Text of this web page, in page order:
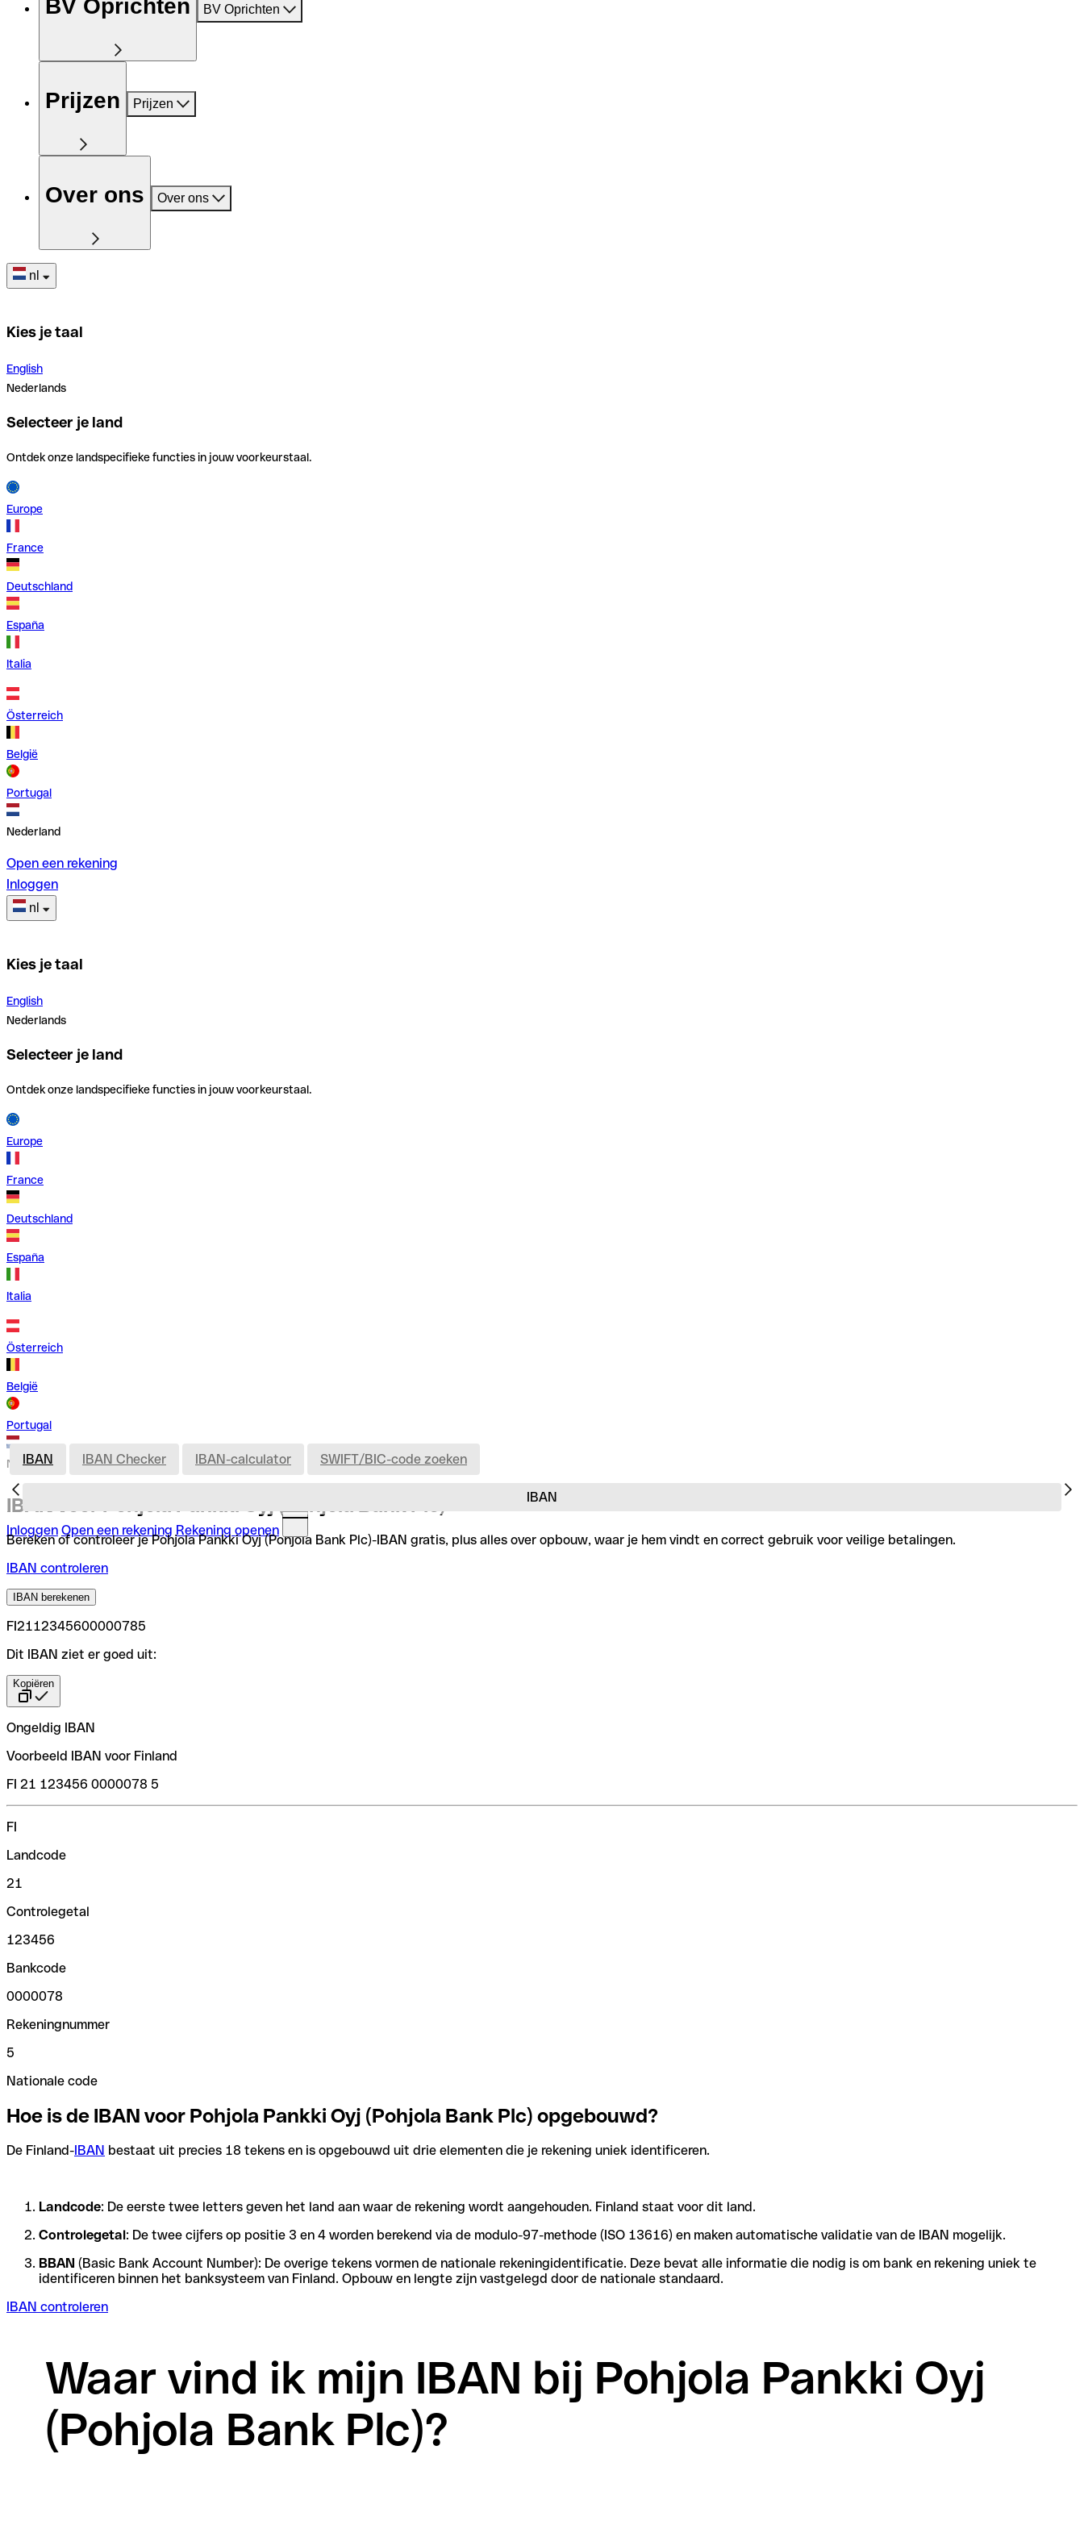
BV Oprichten BV Oprichten
Prijzen Prijzen
Over ons Over ons
nl
Kies je taal
English
Nederlands
Selecteer je land
Ontdek onze landspecifieke functies in jouw voorkeurstaal.
Europe
France
Deutschland
España
Italia
Österreich
België
Portugal
Nederland
Open een rekening
Inloggen
nl
Kies je taal
English
Nederlands
Selecteer je land
Ontdek onze landspecifieke functies in jouw voorkeurstaal.
Europe
France
Deutschland
España
Italia
Österreich
België
Portugal
Nederland
Inloggen Open een rekening Rekening openen
IBAN
IBAN IBAN Checker IBAN-calculator SWIFT/BIC-code zoeken
IBAN voor Pohjola Pankki Oyj (Pohjola Bank Plc)
Bereken of controleer je Pohjola Pankki Oyj (Pohjola Bank Plc)-IBAN gratis, plus alles over opbouw, waar je hem vindt en correct gebruik voor veilige betalingen.
IBAN controleren
IBAN berekenen
FI2112345600000785
Dit IBAN ziet er goed uit:
Kopiëren
Ongeldig IBAN
Voorbeeld IBAN voor Finland
FI 21 123456 0000078 5
FI
Landcode
21
Controlegetal
123456
Bankcode
0000078
Rekeningnummer
5
Nationale code
Hoe is de IBAN voor Pohjola Pankki Oyj (Pohjola Bank Plc) opgebouwd?
De Finland-IBAN bestaat uit precies 18 tekens en is opgebouwd uit drie elementen die je rekening uniek identificeren.
Landcode: De eerste twee letters geven het land aan waar de rekening wordt aangehouden. Finland staat voor dit land.
Controlegetal: De twee cijfers op positie 3 en 4 worden berekend via de modulo-97-methode (ISO 13616) en maken automatische validatie van de IBAN mogelijk.
BBAN (Basic Bank Account Number): De overige tekens vormen de nationale rekeningidentificatie. Deze bevat alle informatie die nodig is om bank en rekening uniek te
identificeren binnen het banksysteem van Finland. Opbouw en lengte zijn vastgelegd door de nationale standaard.
IBAN controleren
Waar vind ik mijn IBAN bij Pohjola Pankki Oyj
(Pohjola Bank Plc)?